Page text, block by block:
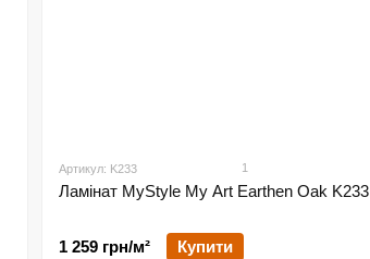
Артикул: K233 1
Ламінат MyStyle My Art Earthen Oak K233
1 259 грн/м² Купити